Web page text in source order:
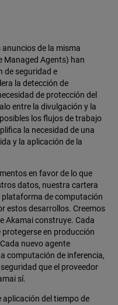
de la misma
Managed Agents) han
de seguridad e
la detección de
de protección del
entre la divulgación y la
los flujos de trabajo
la necesidad de una
y la aplicación de la
en favor de lo que
datos, nuestra cartera
de computación
estos desarrollos. Creemos
Akamai construye. Cada
en producción
nuevo agente
computación de inferencia,
que el proveedor
sí.
aplicación del tiempo de